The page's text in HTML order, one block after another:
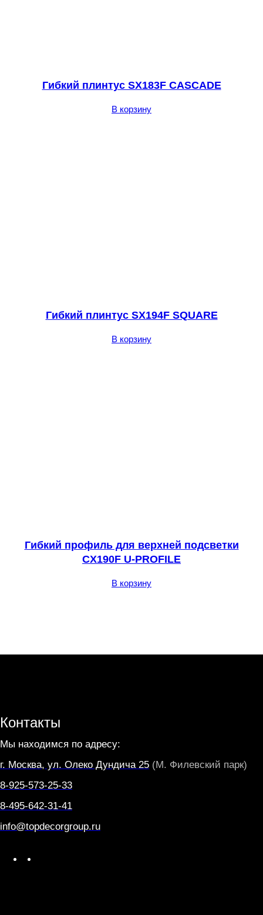
Гибкий плинтус SX183F CASCADE
В корзину
Гибкий плинтус SX194F SQUARE
В корзину
Гибкий профиль для верхней подсветки
CX190F U-PROFILE
В корзину
Контакты
Мы находимся по адресу:
г. Москва, ул. Олеко Дундича 25 (М. Филевский парк)
8-925-573-25-33
8-495-642-31-41
info@topdecorgroup.ru